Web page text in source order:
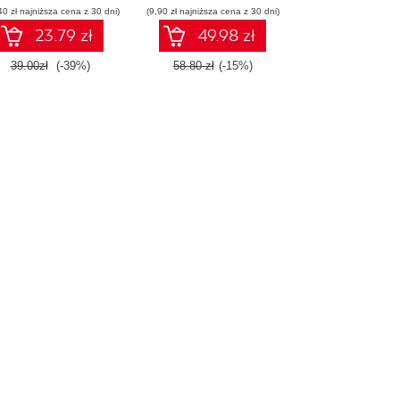
zł najniższa cena z 30 dni)
23.79 zł
39.00zł (-39%)
(9,90 zł najniższa cena z 30 dni)
49.98 zł
58.80 zł (-15%)